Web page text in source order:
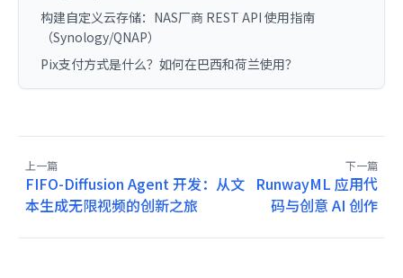
构建自定义云存储：NAS厂商 REST API 使用指南
（Synology/QNAP）
Pix支付方式是什么？如何在巴西和荷兰使用？
上一篇
FIFO-Diffusion Agent 开发：从文
本生成无限视频的创新之旅
下一篇
RunwayML 应用代
码与创意 AI 创作